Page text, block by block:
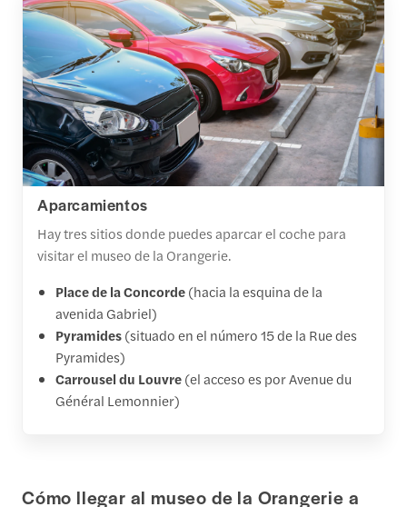
Aparcamientos
Hay tres sitios donde puedes aparcar el coche para
visitar el museo de la Orangerie.
Place de la Concorde(hacia la esquina de la
avenida Gabriel)
Pyramides(situado en el número 15 de la Rue des
Pyramides)
Carrousel du Louvre(el acceso es por Avenue du
Général Lemonnier)
Cómo llegar al museo de la Orangerie a